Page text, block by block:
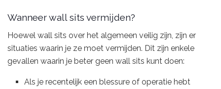
Wanneer wall sits vermijden?
Hoewel wall sits over het algemeen veilig zijn, zijn er
situaties waarin je ze moet vermijden. Dit zijn enkele
gevallen waarin je beter geen wall sits kunt doen:
Als je recentelijk een blessure of operatie hebt